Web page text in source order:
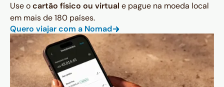
Use ocartão físico ou virtual e pague na moeda local
em mais de 180 países.
Quero viajar com a Nomad